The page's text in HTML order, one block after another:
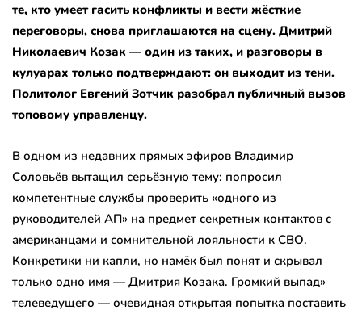
те, кто умеет гасить конфликты и вести жёсткие
переговоры, снова приглашаются на сцену. Дмитрий
Николаевич Козак — один из таких, и разговоры в
кулуарах только подтверждают: он выходит из тени.
Политолог Евгений Зотчик разобрал публичный вызов
топовому управленцу.
В одном из недавних прямых эфиров Владимир
Соловьёв вытащил серьёзную тему: попросил
компетентные службы проверить «одного из
руководителей АП» на предмет секретных контактов с
американцами и сомнительной лояльности к СВО.
Конкретики ни капли, но намёк был понят и скрывал
только одно имя — Дмитрия Козака. Громкий выпад»
телеведущего — очевидная открытая попытка поставить